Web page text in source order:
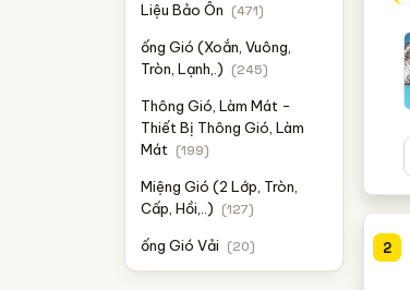
Long An
Liệu Bảo Ôn (471)
ống Gió (Xoắn, Vuông,
Tròn, Lạnh,.) (245)
Thông Gió, Làm Mát -
Thiết Bị Thông Gió, Làm
Mát (199)
Miệng Gió (2 Lớp, Tròn,
Cấp, Hồi,..) (127)
ống Gió Vải (20) 2